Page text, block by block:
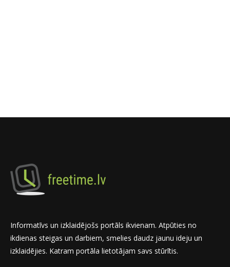
Informatīvs un izklaidējošs portāls ikvienam. Atpūties no
ikdienas steigas un darbiem, smelies daudz jaunu ideju un
izklaidējies. Katram portāla lietotājam savs stūrītis.